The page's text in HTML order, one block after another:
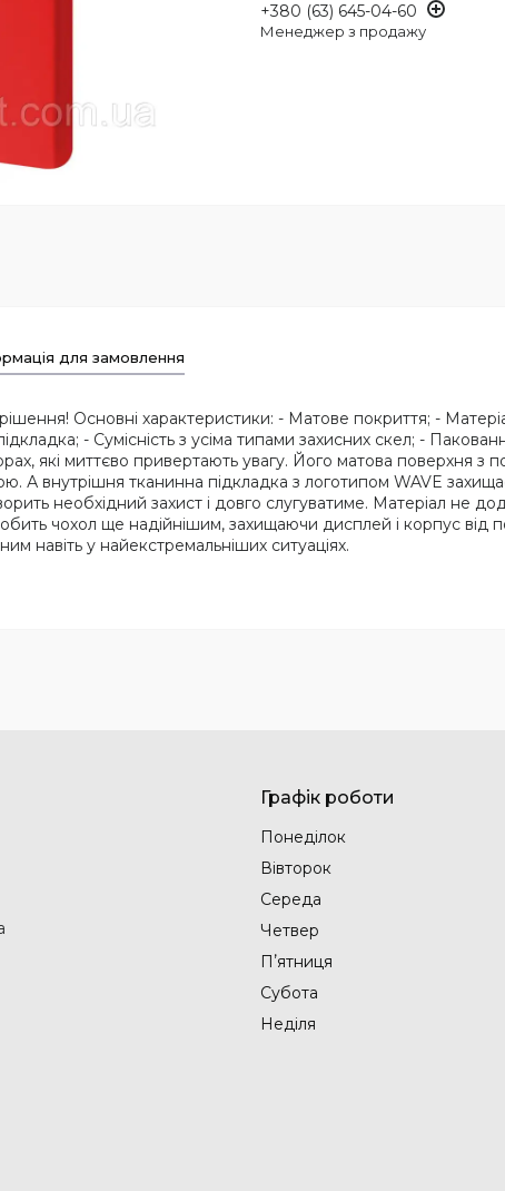
+380 (63) 645-04-60
Менеджер з продажу
для замовлення
Основні характеристики: - Матове покриття; -
- Сумісність з усіма типами захисних скел; -
які миттєво привертають увагу. Його матова поверхня з
А внутрішня тканинна підкладка з логотипом WAVE
необхідний захист і довго слугуватиме. Матеріал не
чохол ще надійнішим, захищаючи дисплей і корпус від
навіть у найекстремальніших ситуаціях.
Графік роботи
Понеділок
Вівторок
Середа
Четвер
Пʼятниця
Субота
Неділя